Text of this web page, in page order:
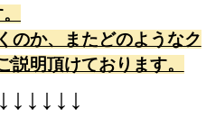
のか、またどのようなク
説明頂けております。
↓ ↓ ↓ ↓ ↓ ↓